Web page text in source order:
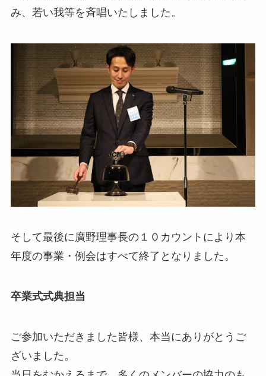
み、若い我等を斉唱いたしました。
そして最後に廣野理事長の１０カウントにより本
年度の事業・例会はすべて終了となりました。
卒業式式典担当
ご参加いただきました皆様、本当にありがとうご
ざいました。